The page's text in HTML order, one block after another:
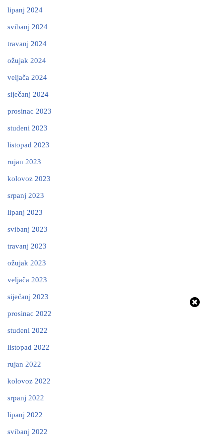
lipanj 2024
svibanj 2024
travanj 2024
ožujak 2024
veljača 2024
siječanj 2024
prosinac 2023
studeni 2023
listopad 2023
rujan 2023
kolovoz 2023
srpanj 2023
lipanj 2023
svibanj 2023
travanj 2023
ožujak 2023
veljača 2023
siječanj 2023
prosinac 2022
studeni 2022
listopad 2022
rujan 2022
kolovoz 2022
srpanj 2022
lipanj 2022
svibanj 2022